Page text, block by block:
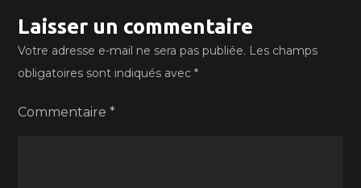
Laisser un commentaire
Votre adresse e-mail ne sera pas publiée. Les champs
obligatoires sont indiqués avec*
Commentaire*